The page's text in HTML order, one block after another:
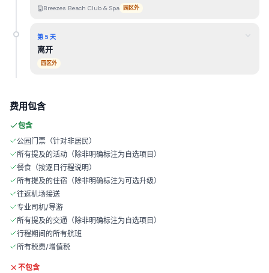
Breezes Beach Club & Spa 园区外
第 5 天
离开
园区外
费用包含
包含
公园门票（针对非居民）
所有提及的活动（除非明确标注为自选项目）
餐食（按逐日行程说明）
所有提及的住宿（除非明确标注为可选升级）
往返机场接送
专业司机/导游
所有提及的交通（除非明确标注为自选项目）
行程期间的所有航班
所有税费/增值税
不包含